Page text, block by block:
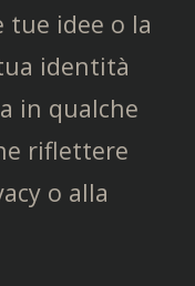
idee o la
identità
in qualche
riflettere
o alla